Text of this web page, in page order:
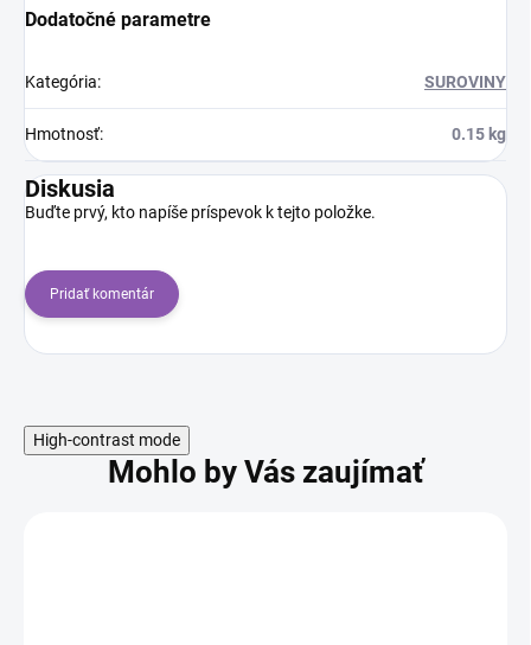
Dodatočné parametre
Kategória: SUROVINY
Hmotnosť: 0.15 kg
Diskusia
Buďte prvý, kto napíše príspevok k tejto položke.
Pridať komentár
High-contrast mode
Mohlo by Vás zaujímať